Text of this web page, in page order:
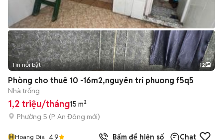
+2
Tin nổi bật 12
Phòng cho thuê 10 -16m2,nguyên tri phuong f5q5
Nhà trống
1,2 triệu/tháng15 m²
Phường 5 (P. An Đông mới)
HHoang Gia 4.9 Bấm để hiện số Chat